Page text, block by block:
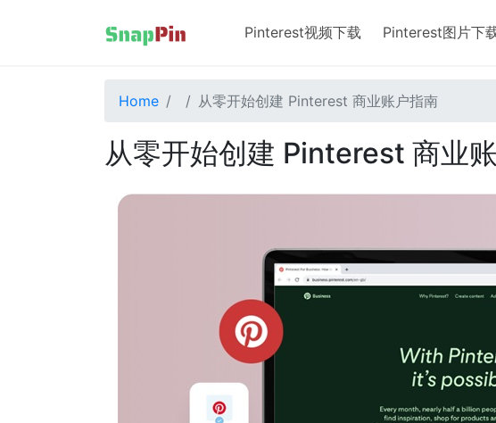
Pinterest视频下载 Pinterest图片下
Home 从零开始创建 Pinterest 商业账户指南
从零开始创建 Pinterest 商业